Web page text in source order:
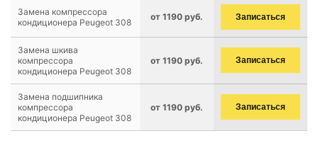
Замена компрессора
кондиционера Peugeot 308
от 1190 руб. Записаться
Замена шкива
компрессора
кондиционера Peugeot 308
от 1190 руб. Записаться
Замена подшипника
компрессора
кондиционера Peugeot 308
от 1190 руб. Записаться